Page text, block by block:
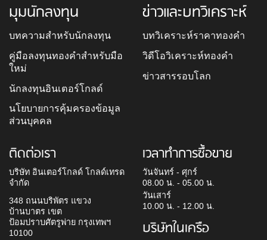
มุมนักลงทุน
บทความสำหรับนักลงทุน
คู่มือลงทุนทองคำสำหรับมือ
ใหม่
นักลงทุนอินเตอร์โกลด์
นโยบายการคุ้มครองข้อมูล
ส่วนบุคคล
ข่าวและบทวิเคราะห์
บทวิเคราะห์ราคาทองคำ
วิดีโอวิเคราะห์ทองคำ
ข่าวสารรอบโลก
ติดต่อเรา
บริษัท อินเตอร์โกลด์ โกลด์เทรด
จำกัด
348 ถนนบริพัตร แขวง
บ้านบาตร เขต
ป้อมปราบศัตรูพ่าย กรุงเทพฯ
10100
เวลาทำการซื้อขาย
วันจันทร์ - ศุกร์
08.00 น. - 05.00 น.
วันเสาร์
10.00 น. - 12.00 น.
บริษัทในเครือ